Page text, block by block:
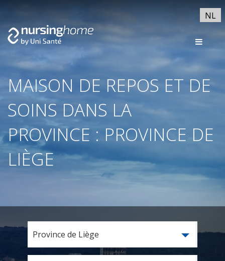
NL
MAISON DE REPOS ET DE
SOINS DANS LA
PROVINCE : PROVINCE DE
LIÈGE
Province de Liège